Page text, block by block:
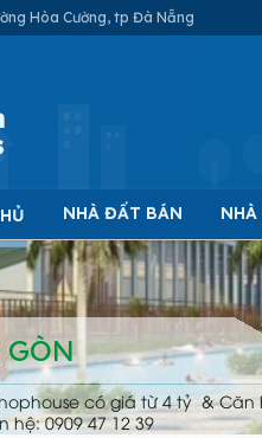
Hòa Cường, tp Đà Nẵng
NHÀ ĐẤT BÁN
có giá từ 4 tỷ & Căn
hệ: 0909 47 12 39